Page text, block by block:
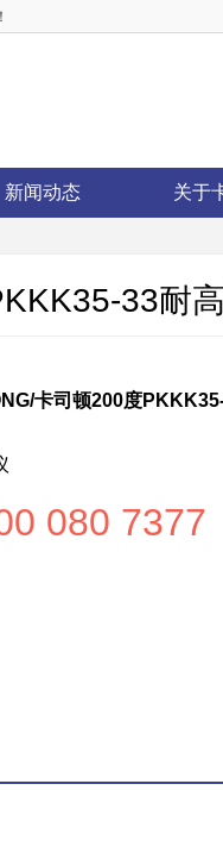
新闻动态 关于
33耐
卡司顿200度
080 7377